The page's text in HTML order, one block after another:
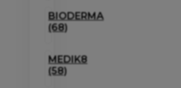
BIODERMA
(68)
MEDIK8
(58)